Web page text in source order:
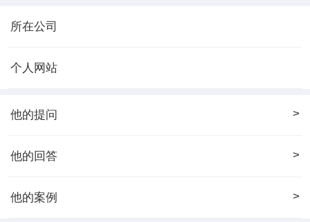
所在公司
个人网站
他的提问 >
他的回答 >
他的案例 >